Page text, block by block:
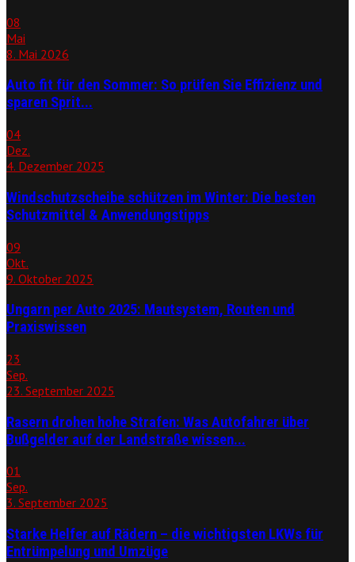
08
Mai
8. Mai 2026
Auto fit für den Sommer: So prüfen Sie Effizienz und
sparen Sprit...
04
Dez.
4. Dezember 2025
Windschutzscheibe schützen im Winter: Die besten
Schutzmittel & Anwendungstipps
09
Okt.
9. Oktober 2025
Ungarn per Auto 2025: Mautsystem, Routen und
Praxiswissen
23
Sep.
23. September 2025
Rasern drohen hohe Strafen: Was Autofahrer über
Bußgelder auf der Landstraße wissen...
01
Sep.
3. September 2025
Starke Helfer auf Rädern – die wichtigsten LKWs für
Entrümpelung und Umzüge